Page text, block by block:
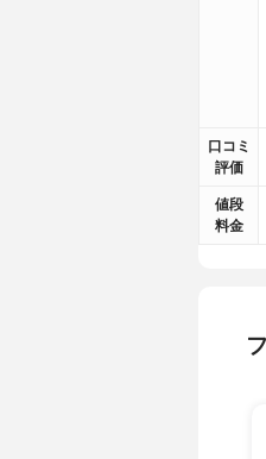
口コミ
評価
値段
料金